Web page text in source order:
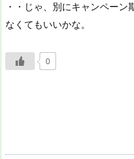
・・じゃ、別にキャンペー
なくてもいいかな。
0